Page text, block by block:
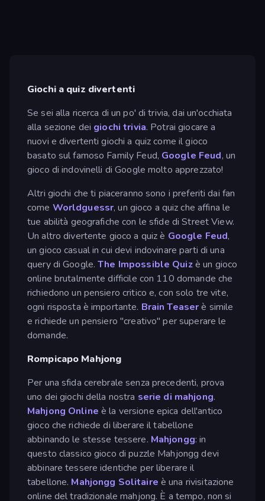
Giochi a quiz divertenti
Se sei alla ricerca di un po' di trivia, dai un'occhiata
alla sezione dei giochi trivia. Potrai giocare a
nuovi e divertenti giochi a quiz come il gioco
basato sul famoso Family Feud, Google Feud, un
gioco di indovinelli di Google molto apprezzato!
Altri giochi che ti piaceranno sono i preferiti dai fan
come Worldguessr, un gioco a quiz che affina le
tue abilità geografiche con le sfide di Street View.
Un altro divertente gioco a quiz è Google Feud,
un gioco casual in cui devi indovinare parti di una
query di Google.The Impossible Quizè un gioco
online brutalmente difficile con 110 domande che
richiedono un pensiero critico e, con solo tre vite,
ogni risposta è importante. Brain Teaserè simile
e richiede un pensiero "creativo" per superare le
domande.
Rompicapo Mahjong
Per una sfida cerebrale senza precedenti, prova
uno dei giochi della nostra serie di mahjong.
Mahjong Online è la versione epica dell'antico
gioco che richiede di liberare il tabellone
abbinando le stesse tessere. Mahjongg: in
questo classico gioco di puzzle Mahjongg devi
abbinare tessere identiche per liberare il
tabellone. Mahjongg Solitaire è una rivisitazione
online del tradizionale mahjong. È a tempo, non si